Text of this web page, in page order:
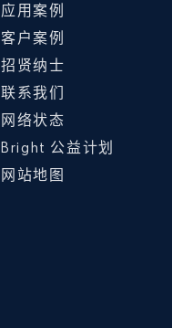
应用案例
客户案例
招贤纳士
联系我们
网络状态
Bright 公益计划
网站地图